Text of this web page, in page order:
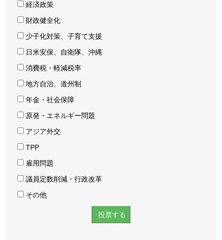
経済政策
財政健全化
少子化対策、子育て支援
日米安保、自衛隊、沖縄
消費税・軽減税率
地方自治、道州制
年金・社会保障
原発・エネルギー問題
アジア外交
TPP
雇用問題
議員定数削減・行政改革
その他